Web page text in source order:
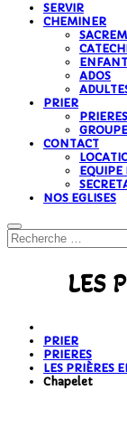
SERVIR
CHEMINER
ADOS
PRIER
PRIERES
CONTACT
EQUIPE
NOS EGLISES
LES
PRIER
PRIERES
LES PRIÈRES
Chapelet